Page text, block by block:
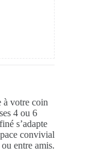
à votre coin
4 ou 6
s’adapte
convivial
entre amis.